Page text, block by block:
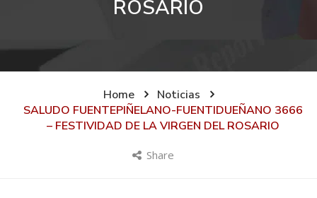
ROSARIO
Home
Noticias
SALUDO FUENTEPIÑELANO-FUENTIDUEÑANO 3666
– FESTIVIDAD DE LA VIRGEN DEL ROSARIO
Share